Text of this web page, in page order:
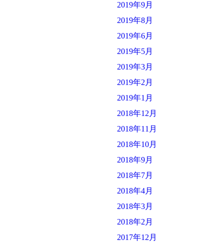
2019年9月
2019年8月
2019年6月
2019年5月
2019年3月
2019年2月
2019年1月
2018年12月
2018年11月
2018年10月
2018年9月
2018年7月
2018年4月
2018年3月
2018年2月
2017年12月